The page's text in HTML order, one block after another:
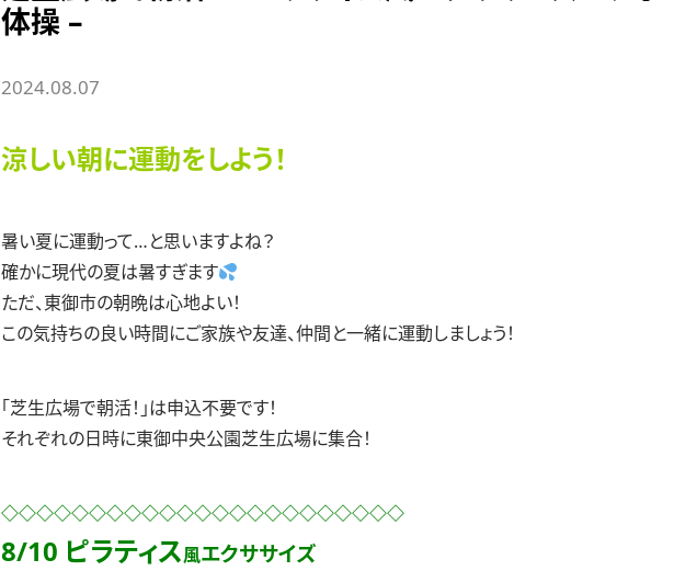
体操 –
2024.08.07
涼しい朝に運動をしよう！
暑い夏に運動って…と思いますよね？
確かに現代の夏は暑すぎます
ただ、東御市の朝晩は心地よい！
この気持ちの良い時間にご家族や友達、仲間と一緒に運動しましょう！
「芝生広場で朝活！」は申込不要です！
それぞれの日時に東御中央公園芝生広場に集合！
◇◇◇◇◇◇◇◇◇◇◇◇◇◇◇◇◇◇◇◇◇◇◇
8/10 ピラティス風エクササイズ